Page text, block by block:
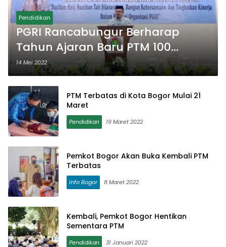
Pendidikan
PGRI Rancabungur Berharap
Tahun Ajaran Baru PTM 100
Persen
14 Mei 2022
PTM Terbatas di Kota Bogor Mulai 21
Maret
Pendidikan 19 Maret 2022
Pemkot Bogor Akan Buka Kembali PTM
Terbatas
Info Bogor 8 Maret 2022
Kembali, Pemkot Bogor Hentikan
Sementara PTM
Pendidikan 31 Januari 2022